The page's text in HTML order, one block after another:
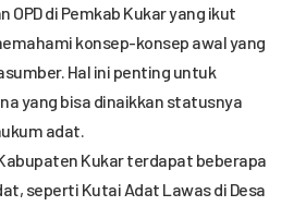
OPD di Pemkab Kukar yang ikut
konsep-konsep awal yang
Hal ini penting untuk
yang bisa dinaikkan statusnya
adat.
Kukar terdapat beberapa
seperti Kutai Adat Lawas di Desa